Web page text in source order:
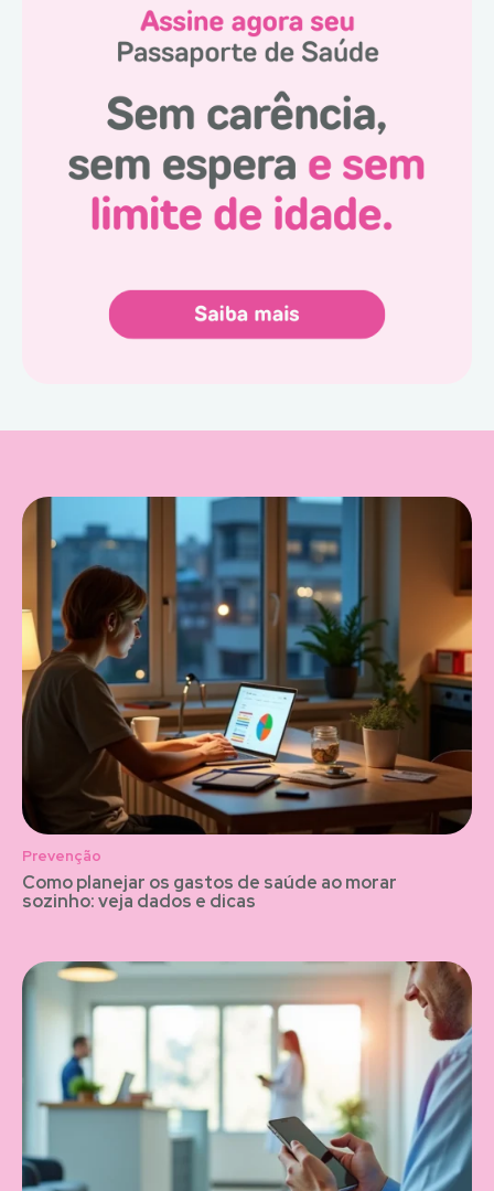
Prevenção
Como planejar os gastos de saúde ao morar
sozinho: veja dados e dicas